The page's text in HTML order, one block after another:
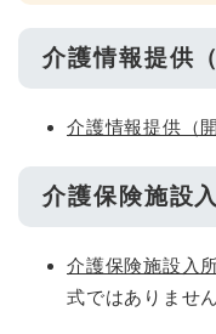
介護情報提供
介護情報提供（
介護保険施設
介護保険施設入
式ではありません